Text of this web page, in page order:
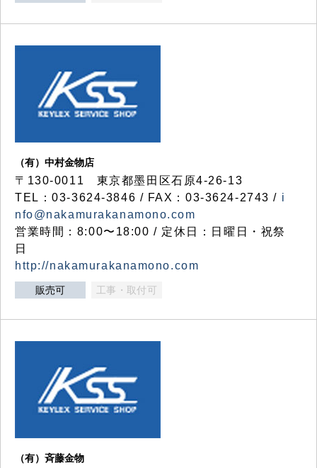
（有）中村金物店
〒130-0011 東京都墨田区石原4-26-13
TEL：03-3624-3846 / FAX：03-3624-2743 / i
nfo@nakamurakanamono.com
営業時間：8:00〜18:00 / 定休日：日曜日・祝祭
日
http://nakamurakanamono.com
販売可 工事・取付可
（有）斉藤金物